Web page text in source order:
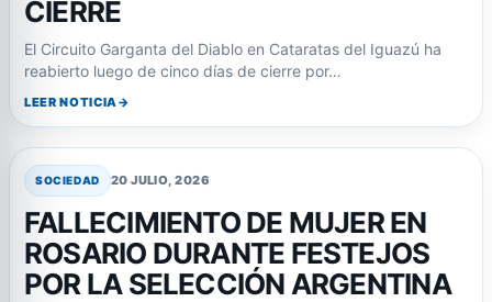
CIERRE
El Circuito Garganta del Diablo en Cataratas del Iguazú ha
reabierto luego de cinco días de cierre por…
LEER NOTICIA
SOCIEDAD 20 JULIO, 2026
FALLECIMIENTO DE MUJER EN
ROSARIO DURANTE FESTEJOS
POR LA SELECCIÓN ARGENTINA